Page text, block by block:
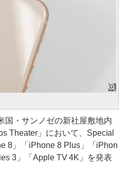
・サンノゼの新社屋敷地内
Theater」において、Special
8」「iPhone 8 Plus」「iPhon
3」「Apple TV 4K」を発表